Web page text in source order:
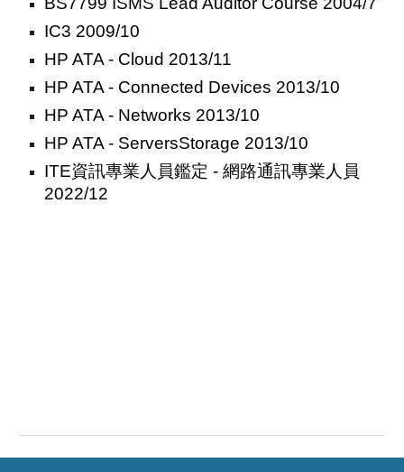
IC3 2009/10
HP ATA - Cloud 2013/11
HP ATA - Connected Devices 2013/10
HP ATA - Networks 2013/10
HP ATA - ServersStorage 2013/10
ITE資訊專業人員鑑定 - 網路通訊專業人員
2022/12